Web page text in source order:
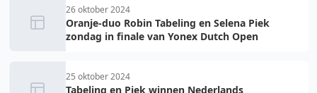
26 oktober 2024
Oranje-duo Robin Tabeling en Selena Piek
zondag in finale van Yonex Dutch Open
25 oktober 2024
Tabeling en Piek winnen Nederlands